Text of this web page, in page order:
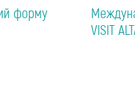
форму
VISIT